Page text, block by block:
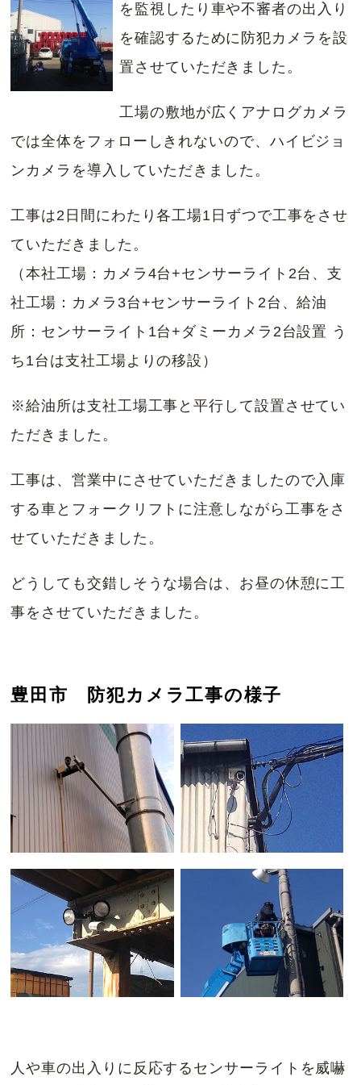
を監視したり車や不審者の出入り
を確認するために防犯カメラを設
置させていただきました。
工場の敷地が広くアナログカメラ
では全体をフォローしきれないので、ハイビジョ
ンカメラを導入していただきました。
工事は2日間にわたり各工場1日ずつで工事をさせ
ていただきました。
（本社工場：カメラ4台+センサーライト2台、支
社工場：カメラ3台+センサーライト2台、給油
所：センサーライト1台+ダミーカメラ2台設置 う
ち1台は支社工場よりの移設）
※給油所は支社工場工事と平行して設置させてい
ただきました。
工事は、営業中にさせていただきましたので入庫
する車とフォークリフトに注意しながら工事をさ
せていただきました。
どうしても交錯しそうな場合は、お昼の休憩に工
事をさせていただきました。
豊田市 防犯カメラ工事の様子
人や車の出入りに反応するセンサーライトを威嚇